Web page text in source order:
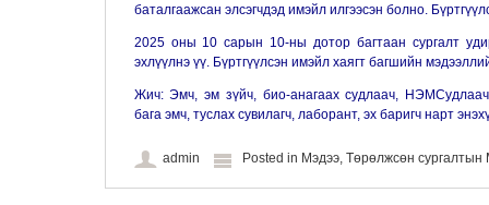
баталгаажсан элсэгчдэд имэйл илгээсэн болно.
2025 оны 10 сарын 10-ны дотор багтаан сургалт
эхлүүлнэ үү. Бүртгүүлсэн имэйл хаягт багшийн
Жич: Эмч, эм зүйч, био-анагаах судлаач,
бага эмч, туслах сувилагч, лаборант, эх баригч нарт
admin Posted in Мэдээ, Төрөлжсөн